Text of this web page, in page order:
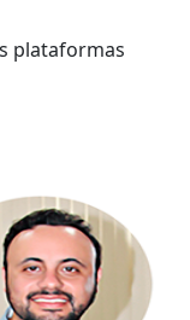
plataformas